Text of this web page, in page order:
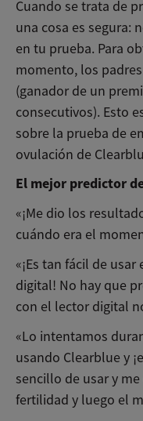
Cuando se trata de
una cosa es segura:
en tu prueba. Para
momento, los
(ganador de un
consecutivos). Esto
sobre la prueba de
ovulación de
El mejor predictor
«¡Me dio los
cuándo era el
«¡Es tan fácil de
digital! No hay que
con el lector digital
«Lo intentamos
usando Clearblue y
sencillo de usar y
fertilidad y luego el